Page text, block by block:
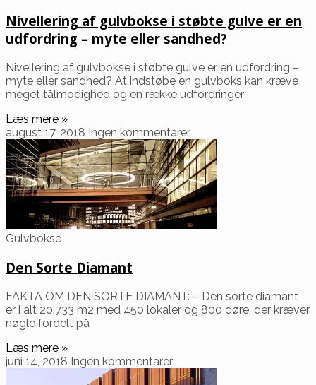
Nivellering af gulvbokse i støbte gulve er en
udfordring – myte eller sandhed?
Nivellering af gulvbokse i støbte gulve er en udfordring –
myte eller sandhed? At indstøbe en gulvboks kan kræve
meget tålmodighed og en række udfordringer
Læs mere »
august 17, 2018 Ingen kommentarer
Gulvbokse
Den Sorte Diamant
FAKTA OM DEN SORTE DIAMANT: – Den sorte diamant
er i alt 20.733 m2 med 450 lokaler og 800 døre, der kræver
nøgle fordelt på
Læs mere »
juni 14, 2018 Ingen kommentarer